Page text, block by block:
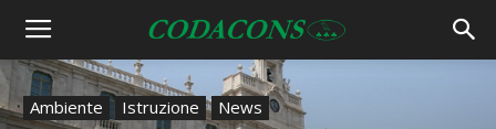
Ambiente Istruzione News